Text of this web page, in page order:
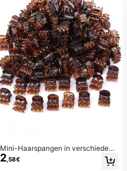
Mini-Haarspangen in verschiedene
n Farben, geeignet für Frauenfrisure
n und dekorative Haaraccessoires,
2 ,58€